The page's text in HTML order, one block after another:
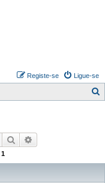
Ligue-se
Registe-se
i
Pesquisar
1